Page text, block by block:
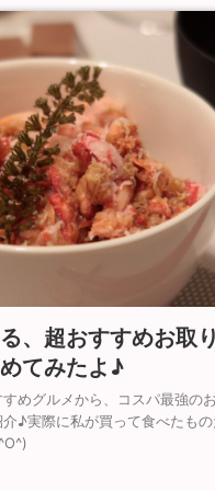
、超おすすめお取
てみたよ♪
めグルメから、コスパ最強の
♪実際に私が買って食べたも